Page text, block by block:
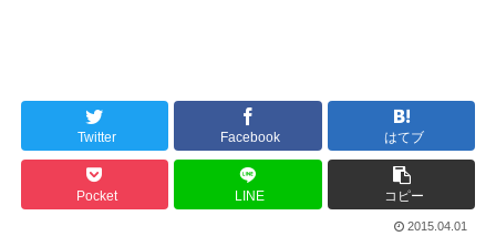
Twitter Facebook はてブ
Pocket LINE コピー
2015.04.01